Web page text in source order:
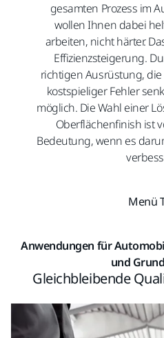
gesamten Prozess im
wollen Ihnen dabei
arbeiten, nicht härter.
Effizienzsteigerung.
richtigen Ausrüstung,
kostspieliger Fehler
möglich. Die Wahl einer
Oberflächenfinish ist
Bedeutung, wenn es
Menü
Anwendungen für
und
Gleichbleibende